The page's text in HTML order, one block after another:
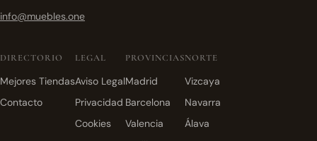
info@muebles.one
DIRECTORIO
Mejores Tiendas
Contacto
LEGAL
Aviso Legal
Privacidad
Cookies
PROVINCIAS
Madrid
Barcelona
Valencia
NORTE
Vizcaya
Navarra
Álava